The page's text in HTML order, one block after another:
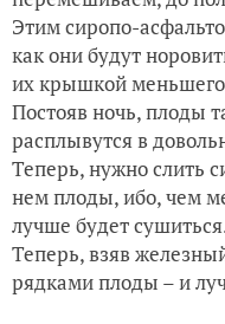
Этим сиропо-
как они будут
их крышкой
Постояв ночь, плоды
расплывутся в
Теперь, нужно слить
нем плоды, ибо, чем
лучше будет
Теперь, взяв
рядками плоды – и